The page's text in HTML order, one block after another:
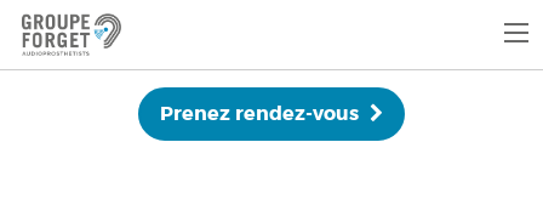
Prenez rendez-vous